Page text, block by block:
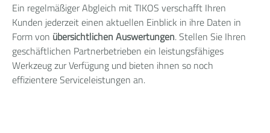
Ein regelmäßiger Abgleich mit TIKOS verschafft Ihren
Kunden jederzeit einen aktuellen Einblick in ihre Daten in
Form von übersichtlichen Auswertungen. Stellen Sie Ihren
geschäftlichen Partnerbetrieben ein leistungsfähiges
Werkzeug zur Verfügung und bieten ihnen so noch
effizientere Serviceleistungen an.